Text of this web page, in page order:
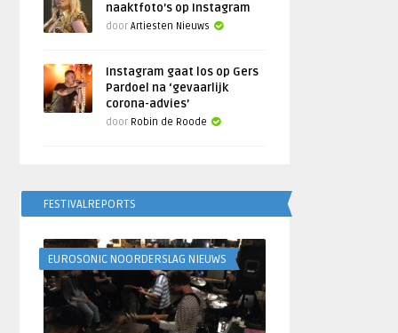
naaktfoto’s op Instagram
doorArtiesten Nieuws
Instagram gaat los op Gers
Pardoel na ‘gevaarlijk
corona-advies’
door Robin de Roode
FESTIVALREPORTS
EUROSONIC NOORDERSLAG NIEUWS